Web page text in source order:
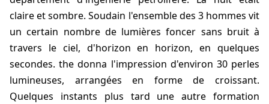
claire et sombre. Soudain l'ensemble des 3 hommes vit
un certain nombre de lumières foncer sans bruit à
travers le ciel, d'horizon en horizon, en quelques
secondes. the donna l'impression d'environ 30 perles
lumineuses, arrangées en forme de croissant.
Quelques instants plus tard une autre formation